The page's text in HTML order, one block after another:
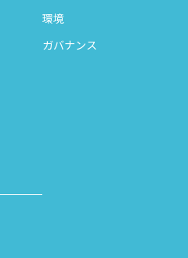
環境
ガバナンス